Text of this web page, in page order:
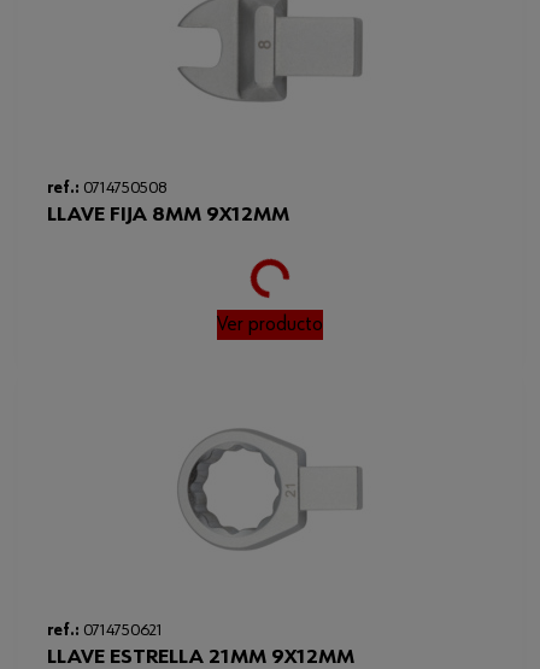
ref.: 0714750508
LLAVE FIJA 8MM 9X12MM
Loading...
Ver producto
ref.: 0714750621
LLAVE ESTRELLA 21MM 9X12MM